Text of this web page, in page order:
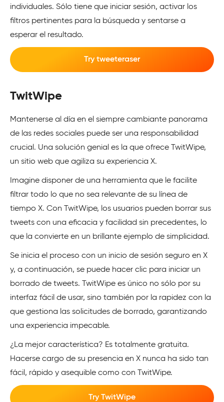
individuales. Sólo tiene que iniciar sesión, activar los
filtros pertinentes para la búsqueda y sentarse a
esperar el resultado.
Try tweeteraser
TwitWipe
Mantenerse al día en el siempre cambiante panorama
de las redes sociales puede ser una responsabilidad
crucial. Una solución genial es la que ofrece TwitWipe,
un sitio web que agiliza su experiencia X.
Imagine disponer de una herramienta que le facilite
filtrar todo lo que no sea relevante de su línea de
tiempo X. Con TwitWipe, los usuarios pueden borrar sus
tweets con una eficacia y facilidad sin precedentes, lo
que la convierte en un brillante ejemplo de simplicidad.
Se inicia el proceso con un inicio de sesión seguro en X
y, a continuación, se puede hacer clic para iniciar un
borrado de tweets. TwitWipe es único no sólo por su
interfaz fácil de usar, sino también por la rapidez con la
que gestiona las solicitudes de borrado, garantizando
una experiencia impecable.
¿La mejor característica? Es totalmente gratuita.
Hacerse cargo de su presencia en X nunca ha sido tan
fácil, rápido y asequible como con TwitWipe.
Try TwitWipe